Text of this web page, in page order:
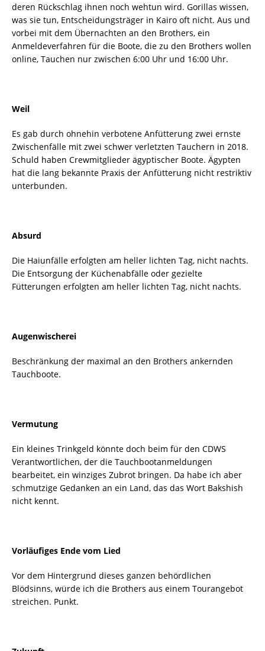
deren Rückschlag ihnen noch wehtun wird. Gorillas wissen,
was sie tun, Entscheidungsträger in Kairo oft nicht. Aus und
vorbei mit dem Übernachten an den Brothers, ein
Anmeldeverfahren für die Boote, die zu den Brothers wollen
online, Tauchen nur zwischen 6:00 Uhr und 16:00 Uhr.
Weil
Es gab durch ohnehin verbotene Anfütterung zwei ernste
Zwischenfälle mit zwei schwer verletzten Tauchern in 2018.
Schuld haben Crewmitglieder ägyptischer Boote. Ägypten
hat die lang bekannte Praxis der Anfütterung nicht restriktiv
unterbunden.
Absurd
Die Haiunfälle erfolgten am heller lichten Tag, nicht nachts.
Die Entsorgung der Küchenabfälle oder gezielte
Fütterungen erfolgten am heller lichten Tag, nicht nachts.
Augenwischerei
Beschränkung der maximal an den Brothers ankernden
Tauchboote.
Vermutung
Ein kleines Trinkgeld könnte doch beim für den CDWS
Verantwortlichen, der die Tauchbootanmeldungen
bearbeitet, ein winziges Zubrot bringen. Da habe ich aber
schmutzige Gedanken an ein Land, das das Wort Bakshish
nicht kennt.
Vorläufiges Ende vom Lied
Vor dem Hintergrund dieses ganzen behördlichen
Blödsinns, würde ich die Brothers aus einem Tourangebot
streichen. Punkt.